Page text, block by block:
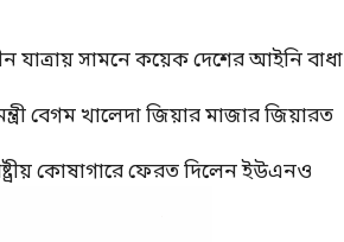
যাত্রায় সামনে কয়েক দেশের আইনি বাধা
বেগম খালেদা জিয়ার মাজার জিয়ারত
কোষাগারে ফেরত দিলেন ইউএনও